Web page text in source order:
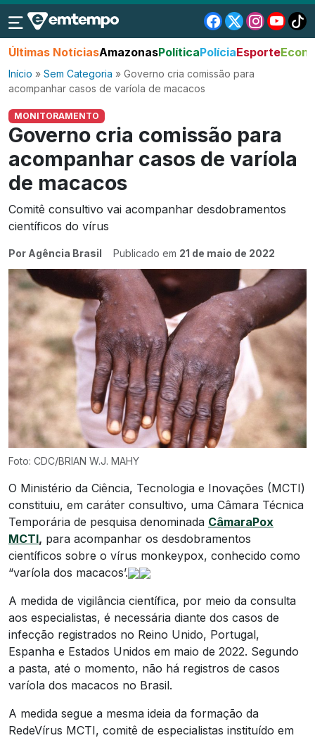
Últimas NotíciasAmazonasPolíticaPolíciaEsporte
Início » Sem Categoria » Governo cria comissão para
acompanhar casos de varíola de macacos
MONITORAMENTO
Governo cria comissão para
acompanhar casos de varíola
de macacos
Comitê consultivo vai acompanhar desdobramentos
científicos do vírus
Por Agência Brasil Publicado em 21 de maio de 2022
Foto: CDC/BRIAN W.J. MAHY
O Ministério da Ciência, Tecnologia e Inovações (MCTI)
constituiu, em caráter consultivo, uma Câmara Técnica
Temporária de pesquisa denominada CâmaraPox
MCTI, para acompanhar os desdobramentos
científicos sobre o vírus monkeypox, conhecido como
“varíola dos macacos’.
A medida de vigilância científica, por meio da consulta
aos especialistas, é necessária diante dos casos de
infecção registrados no Reino Unido, Portugal,
Espanha e Estados Unidos em maio de 2022. Segundo
a pasta, até o momento, não há registros de casos
varíola dos macacos no Brasil.
A medida segue a mesma ideia da formação da
RedeVírus MCTI, comitê de especialistas instituído em